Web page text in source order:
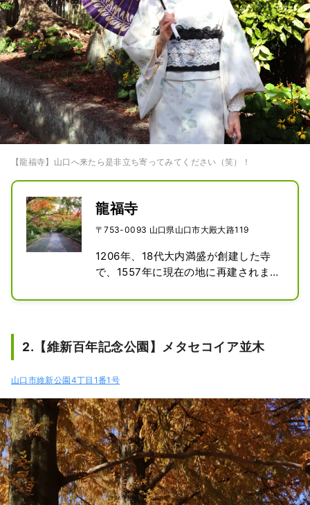
【龍福寺】山口へ来たら是非立ち寄ってみてください（笑）！
龍福寺
〒753-0093 山口県山口市大殿大路119
1206年、18代大内満盛が創建した寺
で、1557年に現在の地に再建されまし
本堂は室町時代の代表的な寺院建築と
敷地内の資料館には貴重な資料が並び
11月中旬～下旬の紅葉シーズンは、赤
く染まったモミジの参道に多くの人が
訪れます。
2.【維新百年記念公園】メタセコイア並木
山口市維新公園4丁目1番1号